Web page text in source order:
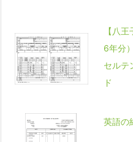
【八
6年分
セルテ
ド
英語の